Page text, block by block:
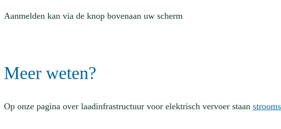
Aanmelden kan via de knop bovenaan uw scherm
Meer weten?
Op onze pagina over laadinfrastructuur voor elektrisch vervoer staan